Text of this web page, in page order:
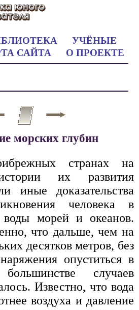
УЧЁНЫЕ
САЙТА О ПРОЕКТЕ
морских глубин
странах на
их развития
иные доказательства
человека в
воды морей и океанов.
что дальше, чем на
десятков метров, без
опуститься в
случаев
Известно, что вода
воздуха и давление